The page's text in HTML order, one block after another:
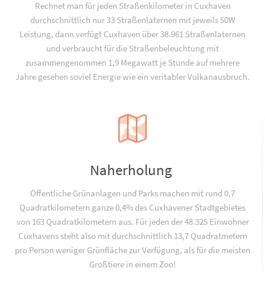
Rechnet man für jeden Straßenkilometer in Cuxhaven
durchschnittlich nur 33 Straßenlaternen mit jeweils 50W
Leistung, dann verfügt Cuxhaven über 38.961 Straßenlaternen
und verbraucht für die Straßenbeleuchtung mit
zusammengenommen 1,9 Megawatt je Stunde auf mehrere
Jahre gesehen soviel Energie wie ein veritabler Vulkanausbruch.
Naherholung
Öffentliche Grünanlagen und Parks machen mit rund 0,7
Quadratkilometern ganze 0,4% des Cuxhavener Stadtgebietes
von 163 Quadratkilometern aus. Für jeden der 48.325 Einwohner
Cuxhavens steht also mit durchschnittlich 13,7 Quadratmetern
pro Person weniger Grünfläche zur Verfügung, als für die meisten
Großtiere in einem Zoo!